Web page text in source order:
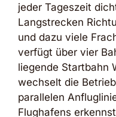
jeder Tageszeit
Langstrecken
und dazu viele
verfügt über vier
liegende Startbahn
wechselt die
parallelen
Flughafens